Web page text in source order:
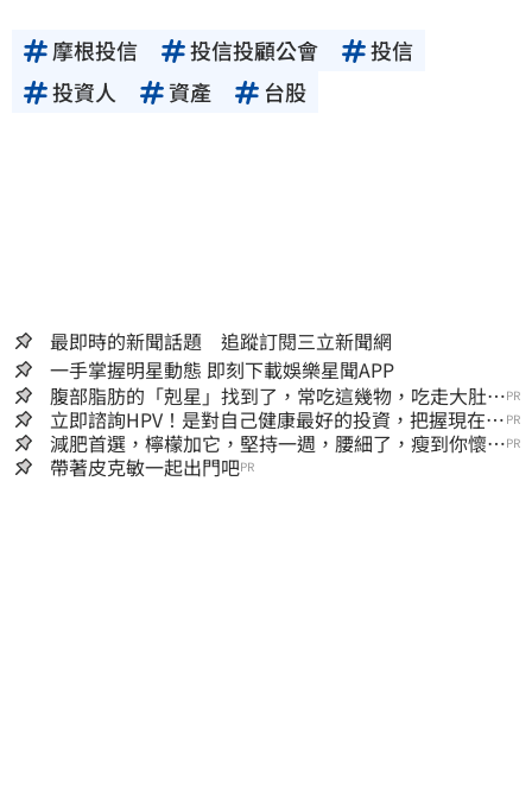
摩根投信 投信投顧公會
投信
投資人
資產 台股
最即時的新聞話題 追蹤訂閱三立新聞網
一手掌握明星動態 即刻下載娛樂星聞APP
腹部脂肪的「剋星」找到了，常吃這幾物，吃走大肚
囊，瘦出小蠻腰
PR
立即諮詢HPV！是對自己健康最好的投資，把握現在不
嫌晚！
PR
減肥首選，檸檬加它，堅持一週，腰細了，瘦到你懷疑
人生
PR
帶著皮克敏一起出門吧PR